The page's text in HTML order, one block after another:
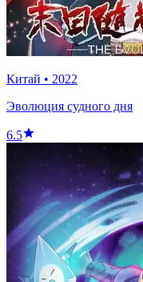
Китай • 2022
Эволюция судного дня
6.5